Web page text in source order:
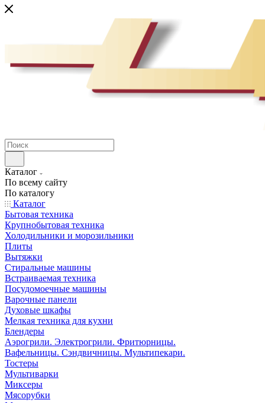
Каталог
По всему сайту
По каталогу
Каталог
Бытовая техника
Крупнобытовая техника
Холодильники и морозильники
Плиты
Вытяжки
Стиральные машины
Встраиваемая техника
Посудомоечные машины
Варочные панели
Духовые шкафы
Мелкая техника для кухни
Блендеры
Аэрогрили. Электрогрили. Фритюрницы.
Вафельницы. Сэндвичницы. Мультипекари.
Тостеры
Мультиварки
Миксеры
Мясорубки